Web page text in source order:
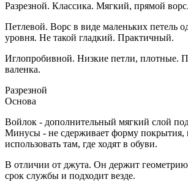
Разрезной. Классика. Мягкий, прямой
Петлевой. Ворс в виде маленьких петель
уровня. Не такой гладкий. Практичный.
Иглопробивной. Низкие петли, плотные.
валенка.
Разрезной
Основа
Войлок - дополнительный мягкий слой
Минусы - не сдерживает форму покрытия,
использовать там, где ходят в обуви.
В отличии от джута. Он держит
срок службы и подходит везде.